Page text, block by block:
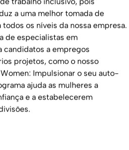
a uma melhor tomada de
os níveis da nossa empresa.
de especialistas em
a empregos
projetos, como o nosso
Impulsionar o seu auto-
ajuda as mulheres a
e a estabelecerem